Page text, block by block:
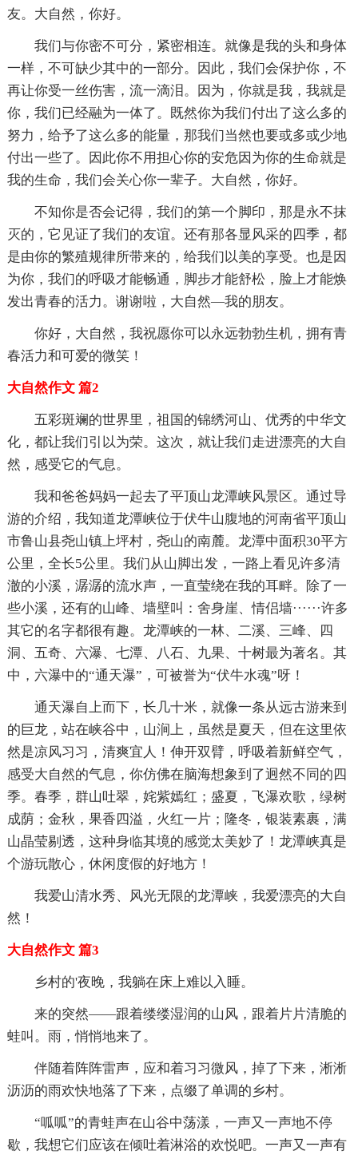
友。大自然，你好。
我们与你密不可分，紧密相连。就像是我的头和身体
一样，不可缺少其中的一部分。因此，我们会保护你，不
再让你受一丝伤害，流一滴泪。因为，你就是我，我就是
你，我们已经融为一体了。既然你为我们付出了这么多的
努力，给予了这么多的能量，那我们当然也要或多或少地
付出一些了。因此你不用担心你的安危因为你的生命就是
我的生命，我们会关心你一辈子。大自然，你好。
不知你是否会记得，我们的第一个脚印，那是永不抹
灭的，它见证了我们的友谊。还有那各显风采的四季，都
是由你的繁殖规律所带来的，给我们以美的享受。也是因
为你，我们的呼吸才能畅通，脚步才能舒松，脸上才能焕
发出青春的活力。谢谢啦，大自然—我的朋友。
你好，大自然，我祝愿你可以永远勃勃生机，拥有青
春活力和可爱的微笑！
大自然作文 篇2
五彩斑斓的世界里，祖国的锦绣河山、优秀的中华文
化，都让我们引以为荣。这次，就让我们走进漂亮的大自
然，感受它的气息。
我和爸爸妈妈一起去了平顶山龙潭峡风景区。通过导
游的介绍，我知道龙潭峡位于伏牛山腹地的河南省平顶山
市鲁山县尧山镇上坪村，尧山的南麓。龙潭中面积30平方
公里，全长5公里。我们从山脚出发，一路上看见许多清
澈的小溪，潺潺的流水声，一直莹绕在我的耳畔。除了一
些小溪，还有的山峰、墙壁叫：舍身崖、情侣墙······许多
其它的名字都很有趣。龙潭峡的一林、二溪、三峰、四
洞、五奇、六瀑、七潭、八石、九果、十树最为著名。其
中，六瀑中的“通天瀑”，可被誉为“伏牛水魂”呀！
通天瀑自上而下，长几十米，就像一条从远古游来到
的巨龙，站在峡谷中，山涧上，虽然是夏天，但在这里依
然是凉风习习，清爽宜人！伸开双臂，呼吸着新鲜空气，
感受大自然的气息，你仿佛在脑海想象到了迥然不同的四
季。春季，群山吐翠，姹紫嫣红；盛夏，飞瀑欢歌，绿树
成荫；金秋，果香四溢，火红一片；隆冬，银装素裹，满
山晶莹剔透，这种身临其境的感觉太美妙了！龙潭峡真是
个游玩散心，休闲度假的好地方！
我爱山清水秀、风光无限的龙潭峡，我爱漂亮的大自
然！
大自然作文 篇3
乡村的'夜晚，我躺在床上难以入睡。
来的突然——跟着缕缕湿润的山风，跟着片片清脆的
蛙叫。雨，悄悄地来了。
伴随着阵阵雷声，应和着习习微风，掉了下来，淅淅
沥沥的雨欢快地落了下来，点缀了单调的乡村。
“呱呱”的青蛙声在山谷中荡漾，一声又一声地不停
歇，我想它们应该在倾吐着淋浴的欢悦吧。一声又一声有